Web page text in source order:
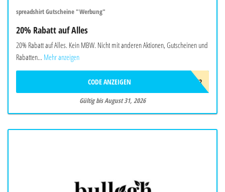
spreadshirt Gutscheine "Werbung"
20% Rabatt auf Alles
20% Rabatt auf Alles. Kein MBW. Nicht mit anderen Aktionen, Gutscheinen und
Rabatten... Mehr anzeigen
SPRDVF2
CODE ANZEIGEN
Gültig bis August 31, 2026